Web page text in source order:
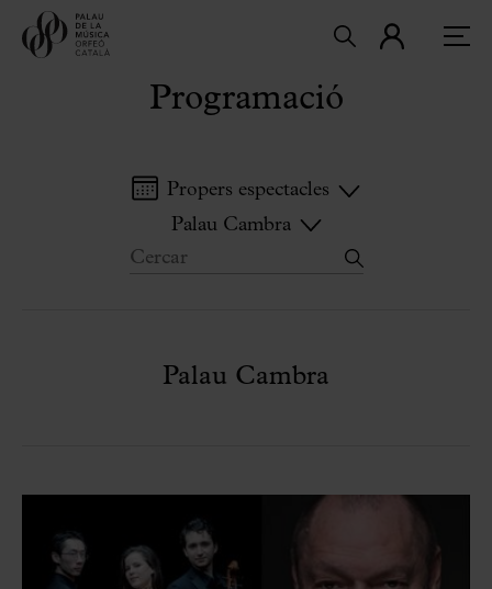
Programació
Propers espectacles
Palau Cambra
Palau Cambra